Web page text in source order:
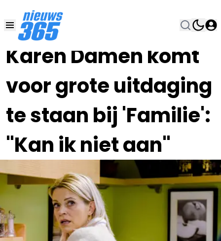
Karen Damen komt
voor grote uitdaging
te staan bij 'Familie':
"Kan ik niet aan"
21 SEP 2022, 10:00